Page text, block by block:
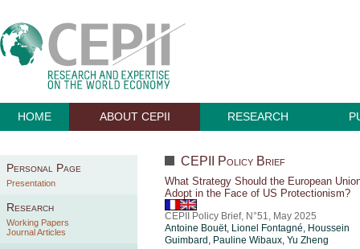
HOME ABOUT CEPII RESEARCH
Personal Page
Presentation
Research
Working Papers
Journal Articles
CEPII Policy Brief
What Strategy Should the European
Adopt in the Face of US Protectionism?
CEPII Policy Brief, N°51, May 2025
Antoine Bouët, Lionel Fontagné, Houssein
Guimbard , Pauline Wibaux, Yu Zheng